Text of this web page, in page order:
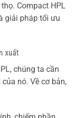
Compact HPL
giải pháp tối ưu
xuất
chúng ta cần
nó. Về cơ bản,